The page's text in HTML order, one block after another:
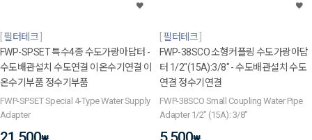
필터테크
FWP-SPSET 특수4종 수도가랑아답터 -
수도배관설치 수도연결 이온수기연결 이
온수기부품 정수기부품
FWP-SPSET Special 4-Type Water Supply
Adapter
필터테크
FWP-38SCO 소형커플링 수도가랑아답
터 1/2"(15A):3/8" - 수도배관설치 수도
연결 정수기연결
FWP-38SCO Small Coupling Water Pipe
Adapter 1/2" (15A): 3/8"